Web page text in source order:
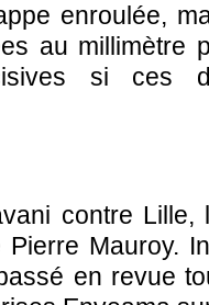
enroulée,
au millimètre
si ces
contre Lille,
Mauroy.
en revue